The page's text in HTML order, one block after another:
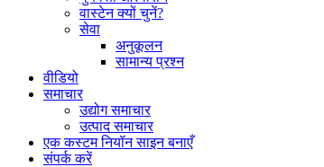
वास्टेन क्यों चुनें?
सेवा
अनुकूलन
सामान्य प्रश्न
वीडियो
समाचार
उद्योग समाचार
उत्पाद समाचार
एक कस्टम नियॉन साइन बनाएँ
संपर्क करें